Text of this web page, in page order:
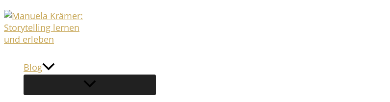
Zum
Inhalt
springen
Blog